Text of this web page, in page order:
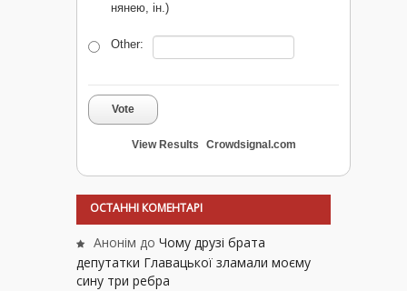
нянею, ін.)
Other:
Vote
View Results Crowdsignal.com
ОСТАННІ КОМЕНТАРІ
Анонім до Чому друзі брата
депутатки Главацької зламали моєму
сину три ребра